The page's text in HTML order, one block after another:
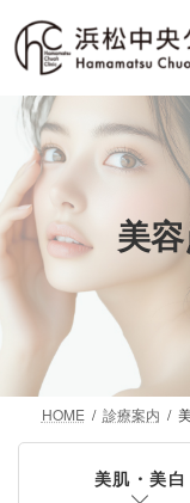
ン
テ
キ
ッ
プ
ビ
ゲ
に
移
動
美
HOME 診療案内
美肌・美白